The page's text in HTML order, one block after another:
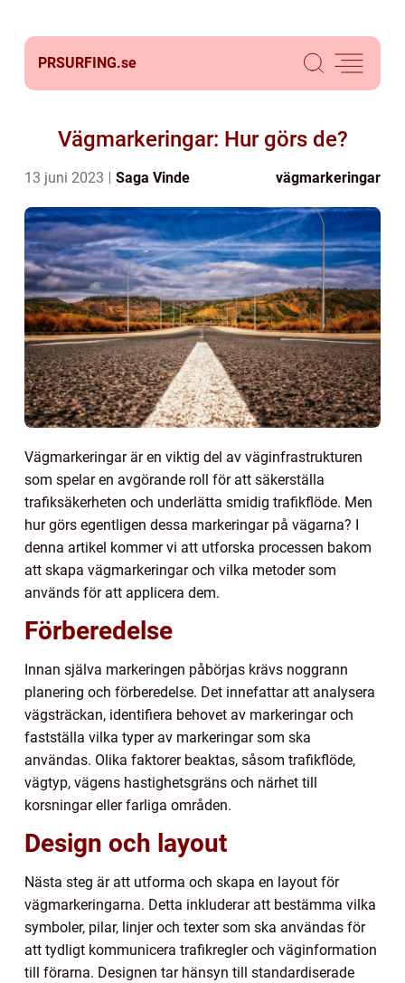
PRSURFING.se
Vägmarkeringar: Hur görs de?
13 juni 2023 Saga Vinde vägmarkeringar
Vägmarkeringar är en viktig del av väginfrastrukturen
som spelar en avgörande roll för att säkerställa
trafiksäkerheten och underlätta smidig trafikflöde. Men
hur görs egentligen dessa markeringar på vägarna? I
denna artikel kommer vi att utforska processen bakom
att skapa vägmarkeringar och vilka metoder som
används för att applicera dem.
Förberedelse
Innan själva markeringen påbörjas krävs noggrann
planering och förberedelse. Det innefattar att analysera
vägsträckan, identifiera behovet av markeringar och
fastställa vilka typer av markeringar som ska
användas. Olika faktorer beaktas, såsom trafikflöde,
vägtyp, vägens hastighetsgräns och närhet till
korsningar eller farliga områden.
Design och layout
Nästa steg är att utforma och skapa en layout för
vägmarkeringarna. Detta inkluderar att bestämma vilka
symboler, pilar, linjer och texter som ska användas för
att tydligt kommunicera trafikregler och väginformation
till förarna. Designen tar hänsyn till standardiserade